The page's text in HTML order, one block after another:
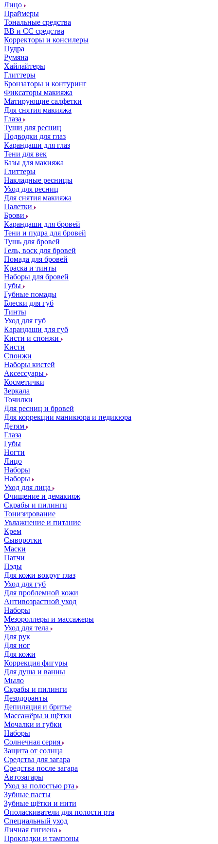
Лицо
Праймеры
Тональные средства
ВВ и СС средства
Корректоры и консилеры
Пудра
Румяна
Хайлайтеры
Глиттеры
Бронзаторы и контуринг
Фиксаторы макияжа
Матирующие салфетки
Для снятия макияжа
Глаза
Туши для ресниц
Подводки для глаз
Карандаши для глаз
Тени для век
Базы для макияжа
Глиттеры
Накладные ресницы
Уход для ресниц
Для снятия макияжа
Палетки
Брови
Карандаши для бровей
Тени и пудра для бровей
Тушь для бровей
Гель, воск для бровей
Помада для бровей
Краска и тинты
Наборы для бровей
Губы
Губные помады
Блески для губ
Тинты
Уход для губ
Карандаши для губ
Кисти и спонжи
Кисти
Спонжи
Наборы кистей
Аксессуары
Косметички
Зеркала
Точилки
Для ресниц и бровей
Для коррекции маникюра и педикюра
Детям
Глаза
Губы
Ногти
Лицо
Наборы
Наборы
Уход для лица
Очищение и демакияж
Скрабы и пилинги
Тонизирование
Увлажнение и питание
Крем
Сыворотки
Маски
Патчи
Пэды
Для кожи вокруг глаз
Уход для губ
Для проблемной кожи
Антивозрастной уход
Наборы
Мезороллеры и массажеры
Уход для тела
Для рук
Для ног
Для кожи
Коррекция фигуры
Для душа и ванны
Мыло
Скрабы и пилинги
Дезодоранты
Депиляция и бритье
Массажёры и щётки
Мочалки и губки
Наборы
Солнечная серия
Защита от солнца
Средства для загара
Средства после загара
Автозагары
Уход за полостью рта
Зубные пасты
Зубные щётки и нити
Ополаскиватели для полости рта
Специальный уход
Личная гигиена
Прокладки и тампоны